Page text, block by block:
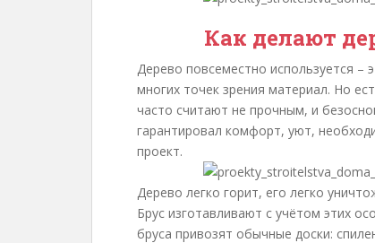
Как делают
Дерево повсеместно используется
многих точек зрения материал. Но
часто считают не прочным, и
гарантировал комфорт, уют,
проект.
Дерево легко горит, его легко
Брус изготавливают с учётом этих
бруса привозят обычные доски: